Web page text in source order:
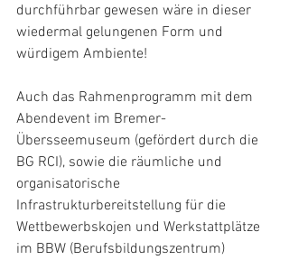
durchführbar gewesen wäre in dieser
wiedermal gelungenen Form und
würdigem Ambiente!
Auch das Rahmenprogramm mit dem
Abendevent im Bremer-
Übersseemuseum (gefördert durch die
BG RCI), sowie die räumliche und
organisatorische
Infrastrukturbereitstellung für die
Wettbewerbskojen und Werkstattplätze
im BBW (Berufsbildungszentrum)